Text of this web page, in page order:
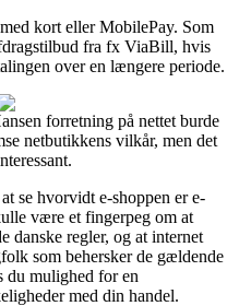
kort eller MobilePay. Som
fra fx ViaBill, hvis
over en længere periode.
forretning på nettet burde
netbutikkens vilkår, men det
se hvorvidt e-shoppen er e-
være et fingerpeg om at
danske regler, og at internet
som behersker de gældende
du mulighed for en
med din handel.